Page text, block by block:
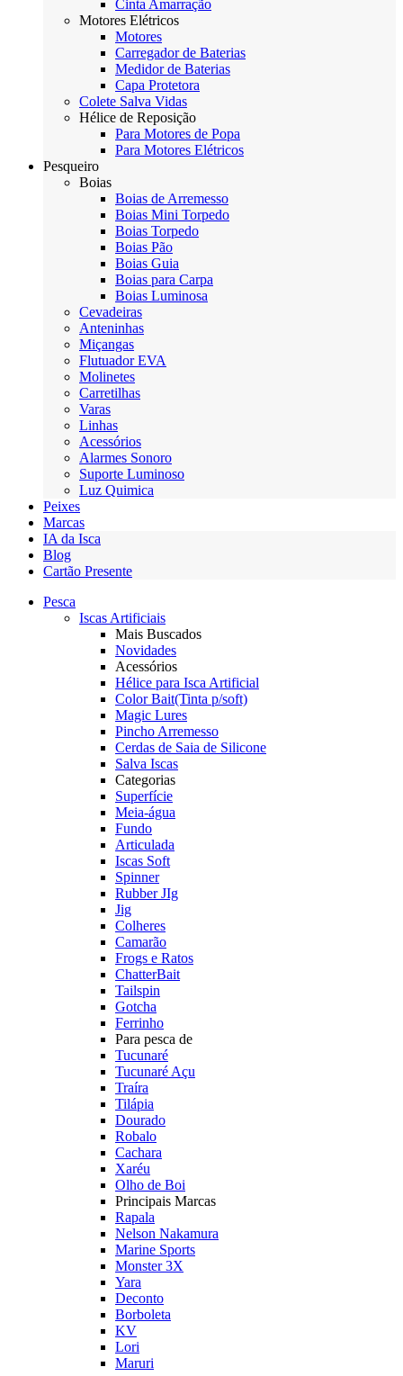
Cinta Amarração
Motores Elétricos
Motores
Carregador de Baterias
Medidor de Baterias
Capa Protetora
Colete Salva Vidas
Hélice de Reposição
Para Motores de Popa
Para Motores Elétricos
Pesqueiro
Boias
Boias de Arremesso
Boias Mini Torpedo
Boias Torpedo
Boias Pão
Boias Guia
Boias para Carpa
Boias Luminosa
Cevadeiras
Anteninhas
Miçangas
Flutuador EVA
Molinetes
Carretilhas
Varas
Linhas
Acessórios
Alarmes Sonoro
Suporte Luminoso
Luz Quimica
Peixes
Marcas
IA da Isca
Blog
Cartão Presente
Pesca
Iscas Artificiais
Mais Buscados
Novidades
Acessórios
Hélice para Isca Artificial
Color Bait(Tinta p/soft)
Magic Lures
Pincho Arremesso
Cerdas de Saia de Silicone
Salva Iscas
Categorias
Superfície
Meia-água
Fundo
Articulada
Iscas Soft
Spinner
Rubber JIg
Jig
Colheres
Camarão
Frogs e Ratos
ChatterBait
Tailspin
Gotcha
Ferrinho
Para pesca de
Tucunaré
Tucunaré Açu
Traíra
Tilápia
Dourado
Robalo
Cachara
Xaréu
Olho de Boi
Principais Marcas
Rapala
Nelson Nakamura
Marine Sports
Monster 3X
Yara
Deconto
Borboleta
KV
Lori
Maruri